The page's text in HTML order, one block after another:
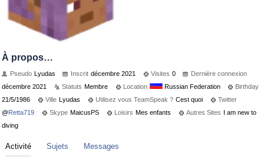
À propos…
Pseudo Lyudas Inscrit décembre 2021 Visites 0
Dernière connexion
décembre 2021
Statuts Membre Location Russian Federation
Birthday
21/5/1986
Ville Lyudas Utilisez vous TeamSpeak ? Cest quoi
Twitter
@Retta719 Skype MaicusPS Loisirs Mes enfants Autres Sites I am new to
diving
Activité Sujets Messages